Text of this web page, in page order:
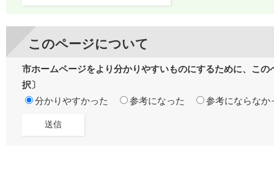
このページについて
市ホームページをより分かりやすいものにするために、こ
択〕
分かりやすかった
参考になった 参考にならなか